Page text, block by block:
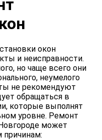
окон
и неисправности.
но чаще всего они
неумелого
не рекомендуют
обращаться в
которые выполнят
уровне. Ремонт
может
причинам: